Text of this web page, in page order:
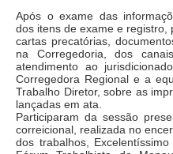
Transparência
Portal Transparência
Gestão
Audiências e Sessões
Serviço de
Ouvidoria
Após o exame das
dos itens de exame e registro,
cartas precatórias,
na Corregedoria, dos
atendimento ao
Corregedora Regional e a
Trabalho Diretor, sobre as
lançadas em ata.
Participaram da sessão
correicional, realizada no
dos trabalhos,